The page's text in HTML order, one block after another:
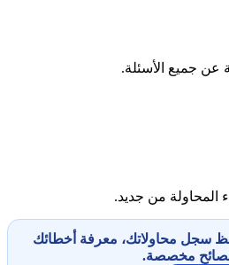
عن جميع الأسئلة.
المحاولة من جديد.
سجل محاولاتك، معرفة أخطائك
مخصصة.